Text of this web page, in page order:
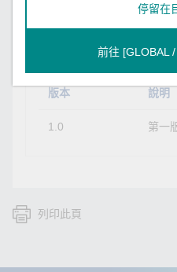
版本 說明
1.0 第一
列印此頁
停留在
前往 [GLOBAL